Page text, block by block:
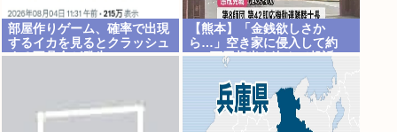
部屋作りゲーム、確率で出現
するイカを見るとクラッシュ
する不具合が発生
【熊本】「金銭欲しさか
ら…」空き家に侵入して約
250万円相当を盗んで起訴、
熊本駐屯地の自衛官の男を懲
戒免職